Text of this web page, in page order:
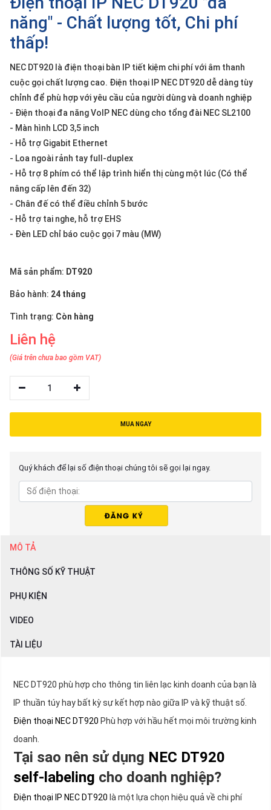
năng" - Chất lượng tốt, Chi phí
thấp!
NEC DT920 là điện thoại bàn IP tiết kiệm chi phí với âm thanh
cuộc gọi chất lượng cao. Điện thoại IP NEC DT920 dễ dàng tùy
chỉnh để phù hợp với yêu cầu của người dùng và doanh nghiệp
- Điện thoại đa năng VoIP NEC dùng cho tổng đài NEC SL2100
- Màn hình LCD 3,5 inch
- Hỗ trợ Gigabit Ethernet
- Loa ngoài rảnh tay full-duplex
- Hỗ trợ 8 phím có thể lập trình hiển thị cùng một lúc (Có thể
nâng cấp lên đến 32)
- Chân đế có thể điều chỉnh 5 bước
- Hỗ trợ tai nghe, hỗ trợ EHS
- Đèn LED chỉ báo cuộc gọi 7 màu (MW)
Mã sản phẩm: DT920
Bảo hành: 24 tháng
Tình trạng: Còn hàng
Liên hệ
(Giá trên chưa bao gồm VAT)
1
MUA NGAY
Quý khách để lại số điện thoại chúng tôi sẽ gọi lại ngay.
MÔ TẢ
THÔNG SỐ KỸ THUẬT
PHỤ KIỆN
VIDEO
TÀI LIỆU
NEC DT920 phù hợp cho thông tin liên lạc kinh doanh của bạn là
IP thuần túy hay bất kỳ sự kết hợp nào giữa IP và kỹ thuật số.
Điện thoại NEC DT920 Phù hợp với hầu hết mọi môi trường kinh
doanh.
Tại sao nên sử dụng NEC DT920
self-labeling cho doanh nghiệp?
Điện thoại IP NEC DT920 là một lựa chọn hiệu quả về chi phí
Dịch
vụ
Hỗ
Tin
tức
Liên
Giới
thiệu
NGÔN
NGỮ
việt